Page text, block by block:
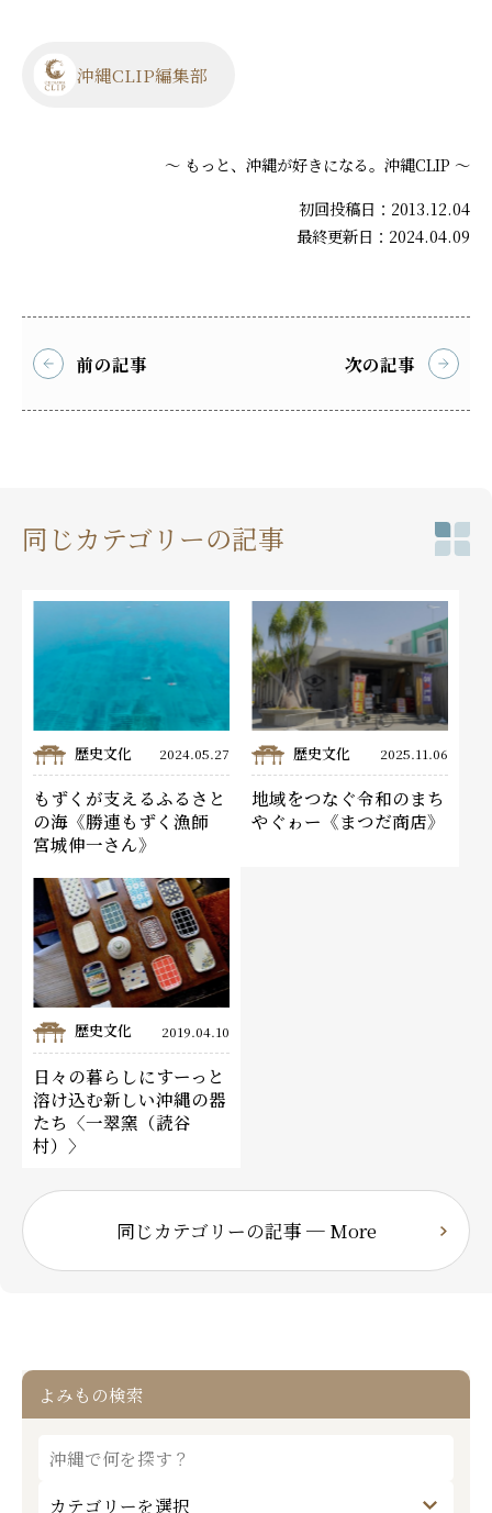
沖縄CLIP編集部
～ もっと、沖縄が好きになる。沖縄CLIP ～
初回投稿日：2013.12.04
最終更新日：2024.04.09
前の記事 次の記事
同じカテゴリーの記事
歴史文化 2024.05.27
もずくが支えるふるさと
の海《勝連もずく漁師
宮城伸一さん》
歴史文化 2025.11.06
地域をつなぐ令和のまち
やぐゎー《まつだ商店》
歴史文化 2019.04.10
日々の暮らしにすーっと
溶け込む新しい沖縄の器
たち〈一翠窯（読谷
村）〉
同じカテゴリーの記事 ─ More
よみもの検索